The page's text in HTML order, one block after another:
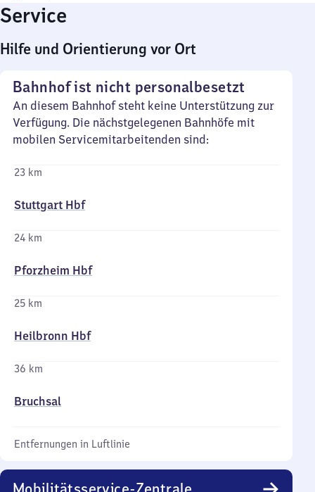
Service
Hilfe und Orientierung vor Ort
Bahnhof ist nicht personalbesetzt
An diesem Bahnhof steht keine Unterstützung zur
Verfügung. Die nächstgelegenen Bahnhöfe mit
mobilen Servicemitarbeitenden sind:
23 km
Stuttgart Hbf
24 km
Pforzheim Hbf
25 km
Heilbronn Hbf
36 km
Bruchsal
Entfernungen in Luftlinie